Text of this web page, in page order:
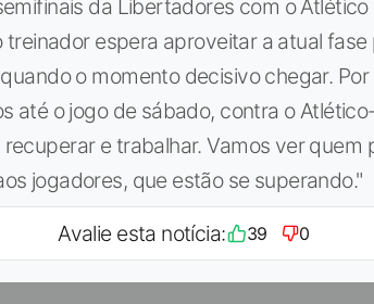
da Libertadores com o
treinador espera aproveitar a atual
o momento decisivo chegar.
até o jogo de sábado, contra o
e trabalhar. Vamos ver quem
jogadores, que estão se superando."
Avalie esta notícia: 39 0